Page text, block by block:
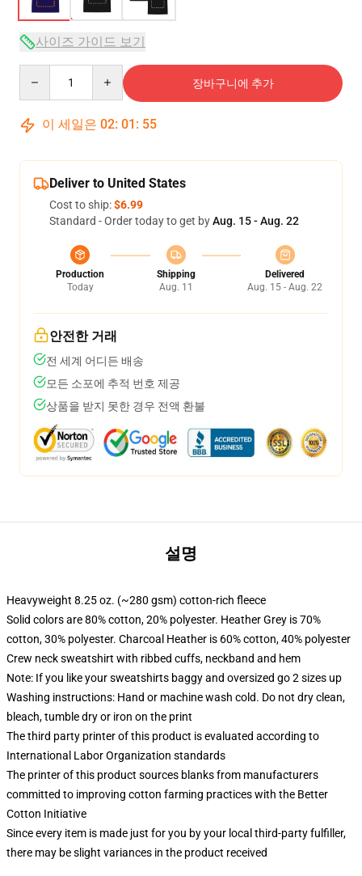
사이즈 가이드 보기
장바구니에 추가
이 세일은 02: 01 : 54
Deliver to United States
Cost to ship:$6.99
Standard - Order today to get byAug. 15 - Aug. 22
Production
Today
Shipping
Aug. 11
Delivered
Aug. 15 - Aug. 22
안전한 거래
전 세계 어디든 배송
모든 소포에 추적 번호 제공
상품을 받지 못한 경우 전액 환불
설명
Heavyweight 8.25 oz. (~280 gsm) cotton-rich fleece
Solid colors are 80% cotton, 20% polyester. Heather Grey is 70%
cotton, 30% polyester. Charcoal Heather is 60% cotton, 40% polyester
Crew neck sweatshirt with ribbed cuffs, neckband and hem
Note: If you like your sweatshirts baggy and oversized go 2 sizes up
Washing instructions: Hand or machine wash cold. Do not dry clean,
bleach, tumble dry or iron on the print
The third party printer of this product is evaluated according to
International Labor Organization standards
The printer of this product sources blanks from manufacturers
committed to improving cotton farming practices with the Better
Cotton Initiative
Since every item is made just for you by your local third-party fulfiller,
there may be slight variances in the product received